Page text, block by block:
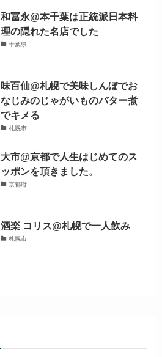
和冨永@本千葉は正統派日本料
理の隠れた名店でした
千葉県
味百仙@札幌で美味しんぼでお
なじみのじゃがいものバター煮
でキメる
札幌市
大市@京都で人生はじめてのス
ッポンを頂きました。
京都府
酒楽 コリス@札幌で一人飲み
札幌市